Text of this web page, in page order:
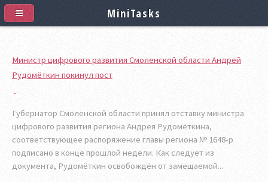
Министр цифрового развития Смоленской области Андрей
Рудомёткин покинул пост
Губернатор Смоленской области принял отставку министра
цифрового развития региона Андрея Рудомёткина,
соответствующее распоряжение главы региона № 1648-р
подписано в конце прошлой недели. Как следует из
документа, Рудомёткин освобождён от замещаемой...
MiniTasks